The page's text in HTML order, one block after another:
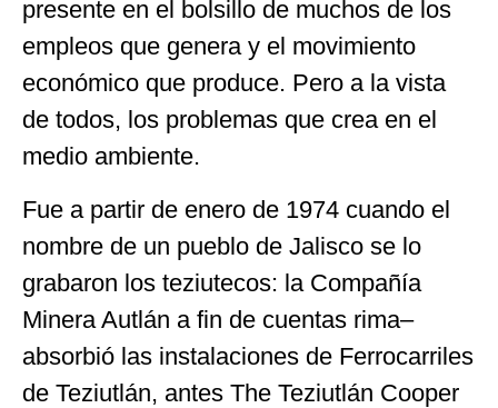
presente en el bolsillo de muchos de los
empleos que genera y el movimiento
económico que produce. Pero a la vista
de todos, los problemas que crea en el
medio ambiente.
Fue a partir de enero de 1974 cuando el
nombre de un pueblo de Jalisco se lo
grabaron los teziutecos: la Compañía
Minera Autlán a fin de cuentas rima–
absorbió las instalaciones de Ferrocarriles
de Teziutlán, antes The Teziutlán Cooper